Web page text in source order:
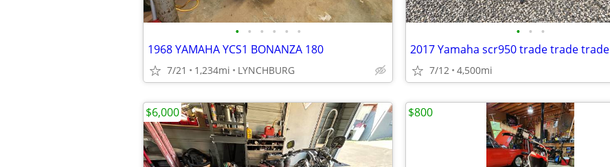
• • • • • •
1968 YAMAHA YCS1 BONANZA 180
7/21 1,234mi LYNCHBURG
• • •
2017 Yamaha scr950 trade trade trade
7/12 4,500mi
$6,000 $800